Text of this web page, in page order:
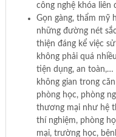
công nghệ khóa liên
Gọn gàng, thẩm mỹ
những đường nét
thiện đáng kể việc
không phải quá
tiện dụng, an
không gian trong
phòng học, phòng
thương mại như hệ
thí nghiệm, phòng
mại, trường học,